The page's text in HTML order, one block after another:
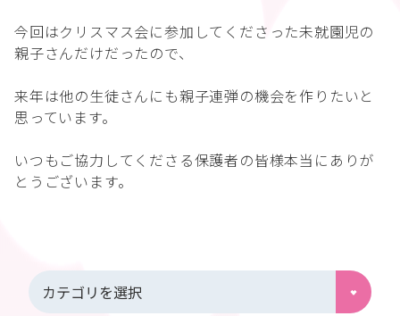
今回はクリスマス会に参加してくださった未就園児の
親子さんだけだったので、
来年は他の生徒さんにも親子連弾の機会を作りたいと
思っています。
いつもご協力してくださる保護者の皆様本当にありが
とうございます。